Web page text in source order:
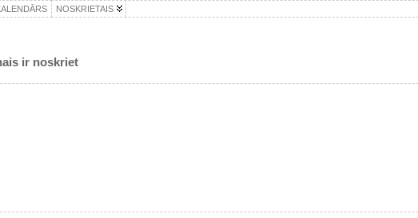
NOSKRIETAIS
ir noskriet